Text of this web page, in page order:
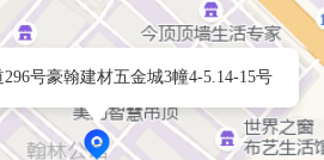
号豪翰建材五金城3幢4-5.14-15号